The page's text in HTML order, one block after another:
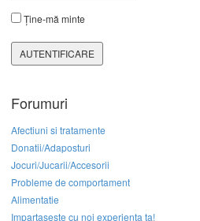
Ține-mă minte
AUTENTIFICARE
Forumuri
Afectiuni si tratamente
Donatii/Adaposturi
Jocuri/Jucarii/Accesorii
Probleme de comportament
Alimentatie
Impartaseste cu noi experienta ta!